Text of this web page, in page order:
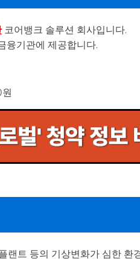
코어뱅크 솔루션 회사입니다.
융기관에 제공합니다.
랜트 등의 기상변화가 심한 환